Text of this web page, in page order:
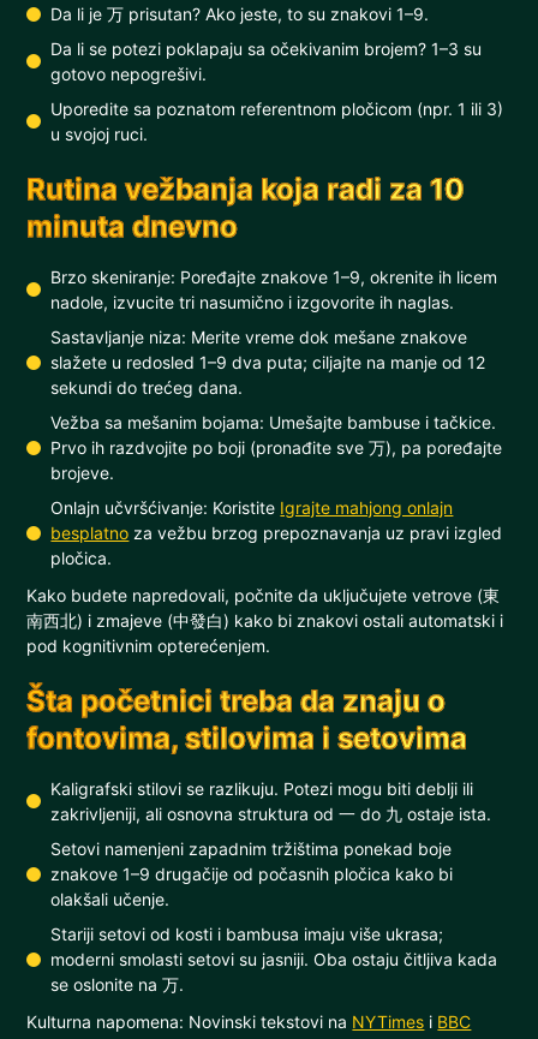
Da li je 万 prisutan? Ako jeste, to su znakovi 1–9.
Da li se potezi poklapaju sa očekivanim brojem? 1–3 su
gotovo nepogrešivi.
Uporedite sa poznatom referentnom pločicom (npr. 1 ili 3)
u svojoj ruci.
Rutina vežbanja koja radi za 10
minuta dnevno
Brzo skeniranje: Poređajte znakove 1–9, okrenite ih licem
nadole, izvucite tri nasumično i izgovorite ih naglas.
Sastavljanje niza: Merite vreme dok mešane znakove
slažete u redosled 1–9 dva puta; ciljajte na manje od 12
sekundi do trećeg dana.
Vežba sa mešanim bojama: Umešajte bambuse i tačkice.
Prvo ih razdvojite po boji (pronađite sve 万), pa poređajte
brojeve.
Onlajn učvršćivanje: Koristite Igrajte mahjong onlajn
besplatno za vežbu brzog prepoznavanja uz pravi izgled
pločica.
Kako budete napredovali, počnite da uključujete vetrove (東
南西北) i zmajeve (中發白) kako bi znakovi ostali automatski i
pod kognitivnim opterećenjem.
Šta početnici treba da znaju o
fontovima, stilovima i setovima
Kaligrafski stilovi se razlikuju. Potezi mogu biti deblji ili
zakrivljeniji, ali osnovna struktura od 一 do 九 ostaje ista.
Setovi namenjeni zapadnim tržištima ponekad boje
znakove 1–9 drugačije od počasnih pločica kako bi
olakšali učenje.
Stariji setovi od kosti i bambusa imaju više ukrasa;
moderni smolasti setovi su jasniji. Oba ostaju čitljiva kada
se oslonite na 万.
Kulturna napomena: Novinski tekstovi na NYTimes i BBC